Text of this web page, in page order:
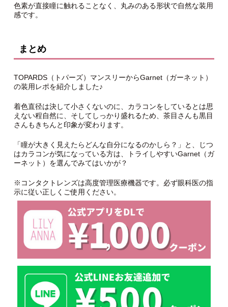
色素が直接瞳に触れることなく、丸みのある形状で自然な装用
感です。
まとめ
TOPARDS（トパーズ）マンスリーからGarnet（ガーネット）
の装用レポを紹介しました♪
着色直径は決して小さくないのに、カラコンをしているとは思
えない程自然に、そしてしっかり盛れるため、茶目さんも黒目
さんもきちんと印象が変わります。
「瞳が大きく見えたらどんな自分になるのかしら？」と、じつ
はカラコンが気になっている方は、トライしやすいGarnet（ガ
ーネット）を選んでみてはいかが？
※コンタクトレンズは高度管理医療機器です。必ず眼科医の指
示に従い正しくご使用ください。